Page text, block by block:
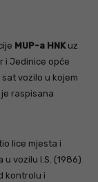
MUP-a HNKuz
i Jedinice opće
sat vozilo u kojem
je raspisana
lice mjesta i
vozilu I.S. (1986)
kontrolu i